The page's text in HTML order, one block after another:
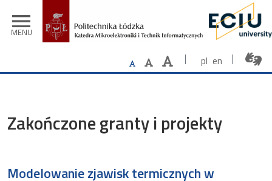
menu
MENU
pl en
Zakończone granty i projekty
Modelowanie zjawisk termicznych w